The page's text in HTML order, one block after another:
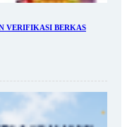
VERIFIKASI BERKAS